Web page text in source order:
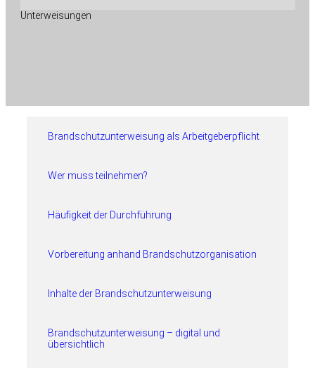
Unterweisungen
Brandschutzunterweisung als Arbeitgeberpflicht
Wer muss teilnehmen?
Häufigkeit der Durchführung
Vorbereitung anhand Brandschutzorganisation
Inhalte der Brandschutzunterweisung
Brandschutzunterweisung – digital und
übersichtlich